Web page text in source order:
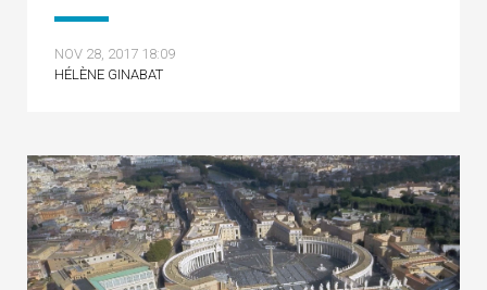
NOV 28, 2017 18:09
HÉLÈNE GINABAT